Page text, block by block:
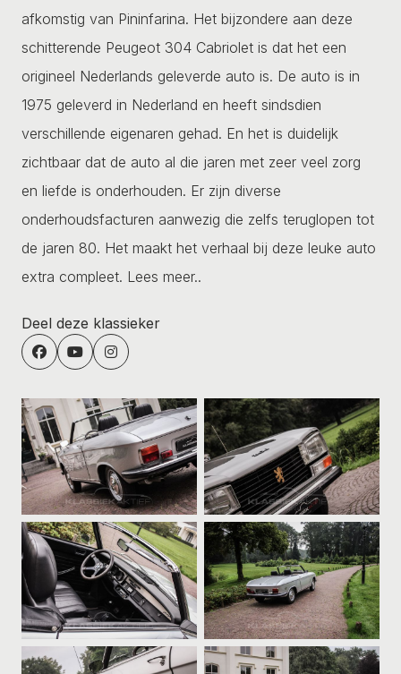
afkomstig van Pininfarina. Het bijzondere aan deze
schitterende Peugeot 304 Cabriolet is dat het een
origineel Nederlands geleverde auto is. De auto is in
1975 geleverd in Nederland en heeft sindsdien
verschillende eigenaren gehad. En het is duidelijk
zichtbaar dat de auto al die jaren met zeer veel zorg
en liefde is onderhouden. Er zijn diverse
onderhoudsfacturen aanwezig die zelfs teruglopen tot
de jaren 80. Het maakt het verhaal bij deze leuke auto
extra compleet. Lees meer..
Deel deze klassieker